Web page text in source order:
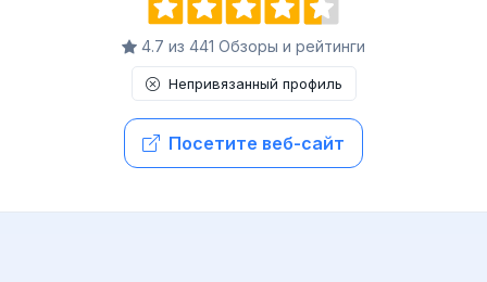
4.7 из 441 Обзоры и рейтинги
Непривязанный профиль
Посетите веб-сайт